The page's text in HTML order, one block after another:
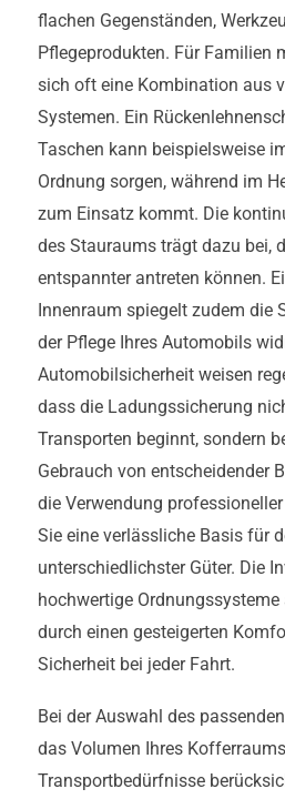
flachen Gegenständen,
Pflegeprodukten. Für Familien
sich oft eine Kombination aus
Systemen. Ein
Taschen kann beispielsweise
Ordnung sorgen, während im
zum Einsatz kommt. Die
des Stauraums trägt dazu bei,
entspannter antreten können.
Innenraum spiegelt zudem die
der Pflege Ihres Automobils
Automobilsicherheit weisen
dass die Ladungssicherung
Transporten beginnt, sondern
Gebrauch von entscheidender
die Verwendung
Sie eine verlässliche Basis für
unterschiedlichster Güter. Die
hochwertige
durch einen gesteigerten
Sicherheit bei jeder Fahrt.
Bei der Auswahl des
das Volumen Ihres
Transportbedürfnisse